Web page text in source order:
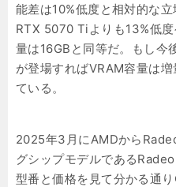
能差は10%低度と相対的な
RTX 5070 Tiよりも13%低
量は16GBと同等だ。もし
が登場すればVRAM容量は
ている。
2025年3月にAMDから
グシップモデルである
型番と価格を見て分かる通